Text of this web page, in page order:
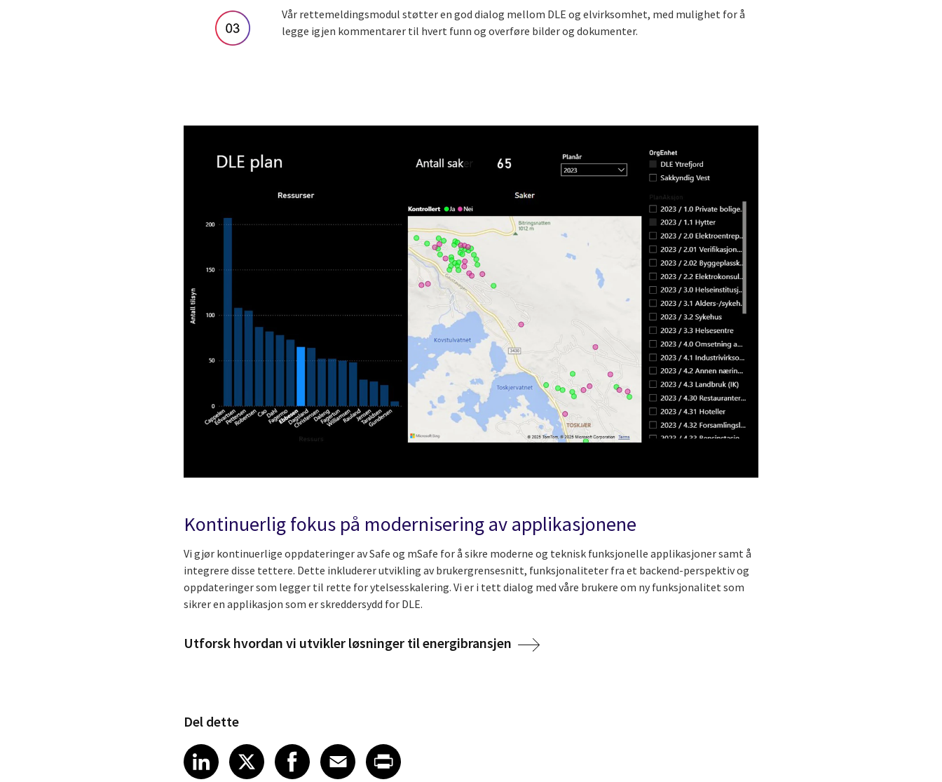
Vår rettemeldingsmodul støtter en god dialog mellom DLE og elvirksomhet, med mulighet for å
legge igjen kommentarer til hvert funn og overføre bilder og dokumenter.
Kontinuerlig fokus på modernisering av applikasjonene
Vi gjør kontinuerlige oppdateringer av Safe og mSafe for å sikre moderne og teknisk funksjonelle applikasjoner samt å
integrere disse tettere. Dette inkluderer utvikling av brukergrensesnitt, funksjonaliteter fra et backend-perspektiv og
oppdateringer som legger til rette for ytelsesskalering. Vi er i tett dialog med våre brukere om ny funksjonalitet som
sikrer en applikasjon som er skreddersydd for DLE.
Utforsk hvordan vi utvikler løsninger til energibransjen
Del dette
Share article on LinkedIn
LinkedIn
Share article on X
XShare article on Facebook
Facebook
Share article on Email
Email
Share article on Print